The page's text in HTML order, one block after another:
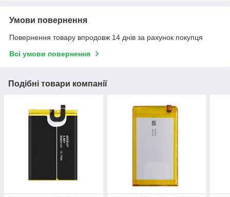
Умови повернення
Повернення товару впродовж 14 днів за рахунок покупця
Всі умови повернення
Подібні товари компанії